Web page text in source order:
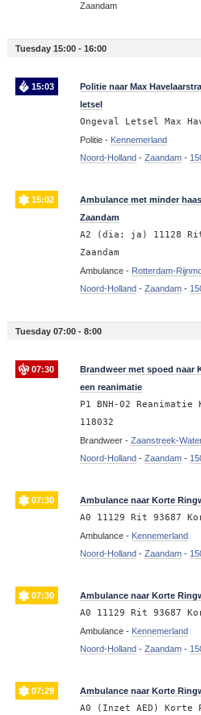
Zaandam
Tuesday 15:00 - 16:00
15:03
Politie naar Max
letsel
Ongeval Letsel Max
Politie - Kennemerland
Noord-Holland - Zaandam-
15:02
Ambulance met minder
Zaandam
A2 (dia: ja) 11128 Rit
Zaandam
Ambulance - Rotterdam-
Noord-Holland - Zaandam-
Tuesday 07:00 - 8:00
07:30
Brandweer met spoed naar
een reanimatie
P1 BNH-02 Reanimatie
118032
Brandweer - Zaanstreek-
Noord-Holland - Zaandam-
07:30 Ambulance naar Korte
A0 11129 Rit 93687
Ambulance - Kennemerland
Noord-Holland - Zaandam-
07:30 Ambulance naar Korte
A0 11129 Rit 93687
Ambulance - Kennemerland
Noord-Holland - Zaandam-
07:29 Ambulance naar Korte
A0 (Inzet AED) Korte